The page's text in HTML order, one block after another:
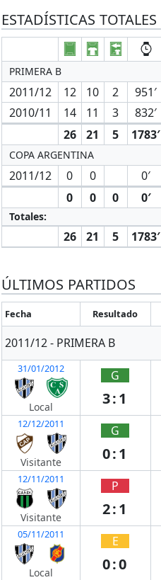
ESTADÍSTICAS TOTALES
PRIMERA B
2011/12 12 10 2 951′
2010/11
14 11 3 832′
26
21 5 1783′
COPA ARGENTINA
2011/12 0 0
0′
0
0 0 0′
Totales:
26 21 5 1783′
ÚLTIMOS PARTIDOS
Fecha Resultado
2011/12 - PRIMERA B
31/01/2012
Local
G
3:1
12/12/2011
Visitante
G
0:1
12/11/2011
Visitante
P
2:1
05/11/2011
Local
E
0:0